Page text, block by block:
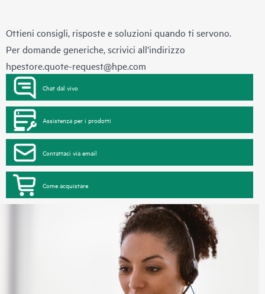
Ottieni consigli, risposte e soluzioni quando ti servono.
Per domande generiche, scrivici all’indirizzo
hpestore.quote-request@hpe.com
Chat dal vivo
Assistenza per i prodotti
Contattaci via email
Come acquistare